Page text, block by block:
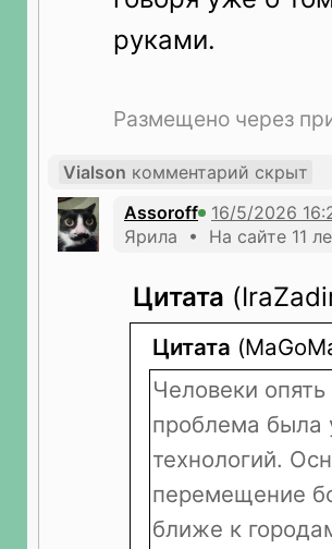
руками.
Размещено через
Vialson комментарий скрыт
Assoroff
Ярила • На сайте 11
Цитата
Цитата
Человеки
проблема была
технологий.
перемещение
ближе к